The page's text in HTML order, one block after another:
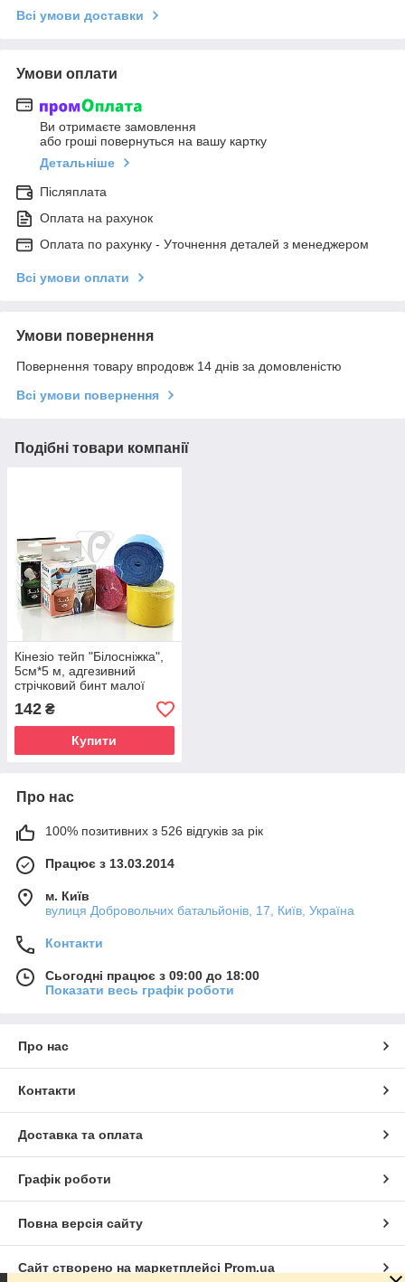
Всі умови доставки
Умови оплати
Ви отримаєте замовлення
або гроші повернуться на вашу картку
Детальніше
Післяплата
Оплата на рахунок
Оплата по рахунку - Уточнення деталей з менеджером
Всі умови оплати
Умови повернення
Повернення товару впродовж 14 днів за домовленістю
Всі умови повернення
Подібні товари компанії
Кінезіо тейп "Білосніжка",
5см*5 м, адгезивний
стрічковий бинт малої
розтяжності (колір в
асортименті)
142 ₴
Купити
Про нас
100% позитивних з 526 відгуків за рік
Працює з 13.03.2014
м. Київ
вулиця Добровольчих батальйонів, 17, Київ, Україна
Контакти
Сьогодні працює з 09:00 до 18:00
Показати весь графік роботи
Про нас
Контакти
Доставка та оплата
Графік роботи
Повна версія сайту
Сайт створено на маркетплейсі Prom.ua